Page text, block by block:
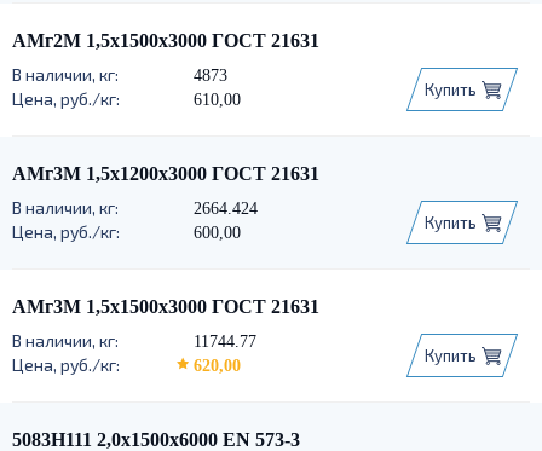
АМг2М 1,5х1500х3000 ГОСТ 21631
4873
610,00
Купить
АМг3М 1,5х1200х3000 ГОСТ 21631
2664.424
600,00
Купить
АМг3М 1,5х1500х3000 ГОСТ 21631
11744.77
620,00
Купить
5083Н111 2,0х1500х6000 EN 573-3